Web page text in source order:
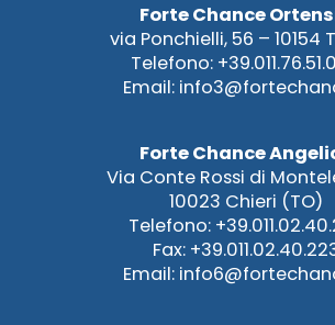
Forte Chance
via Ponchielli, 56 – 10154
Telefono:
Email:
Forte Chance
Via Conte Rossi di
10023 Chieri (TO)
Telefono:
Fax:
Email: